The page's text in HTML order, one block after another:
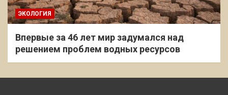
ЭКОЛОГИЯ
Впервые за 46 лет мир задумался над
решением проблем водных ресурсов